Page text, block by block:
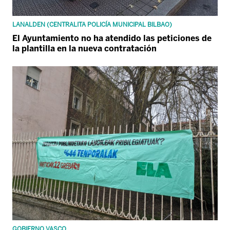
LANALDEN (CENTRALITA POLICÍA MUNICIPAL BILBAO)
El Ayuntamiento no ha atendido las peticiones de
la plantilla en la nueva contratación